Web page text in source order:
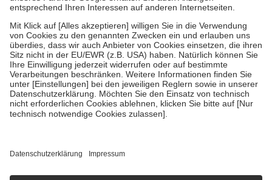
stärken und die besondere Stellung der Familie zu unterstützen,
fallenkeine Zuzahlungenan bei:
• Kindern und Jugendlichen bis zum vollendeten 18. Lebensjahr
mit Ausnahme der Fahrkosten
• Untersuchungen zur Vorsorge und Früherkennung, die von der
GKV getragen werden
• empfohlenen Schutzimpfungen
• Harn- und Blutteststreifen
getroffen, um sicherzustellen, dass es sich um echte Bewertungen
https://help.etrusted.com/hc/de/articles/4419944605341